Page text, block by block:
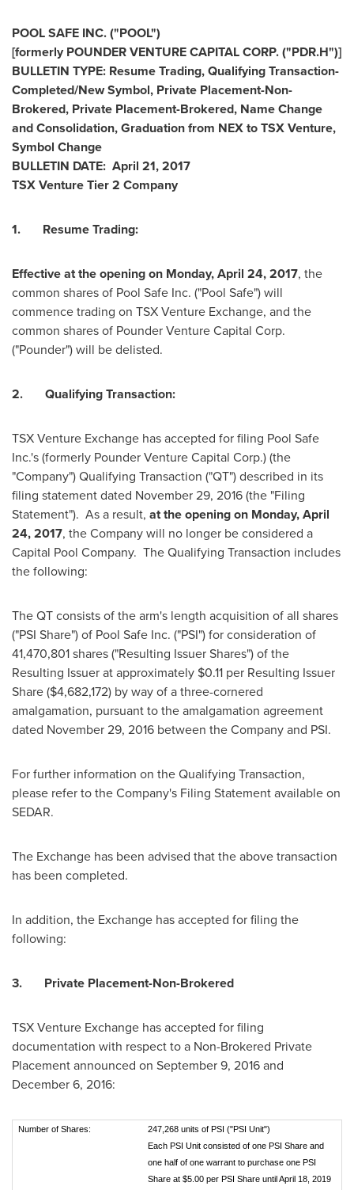
POOL SAFE INC.("POOL")
[formerly POUNDER VENTURE CAPITAL CORP.("PDR.H")]
BULLETIN TYPE: Resume Trading, Qualifying Transaction-
Completed/New Symbol, Private Placement-Non-
Brokered, Private Placement-Brokered, Name Change
and Consolidation, Graduation from NEX to TSX Venture,
Symbol Change
BULLETIN DATE: April 21, 2017
TSX Venture Tier 2 Company
1. Resume Trading:
Effective at the opening on Monday, April 24, 2017, the
common shares of Pool Safe Inc. ("Pool Safe") will
commence trading on TSX Venture Exchange, and the
common shares of Pounder Venture Capital Corp.
("Pounder") will be delisted.
2. Qualifying Transaction:
TSX Venture Exchange has accepted for filing Pool Safe
Inc.'s (formerly Pounder Venture Capital Corp.) (the
"Company") Qualifying Transaction ("QT") described in its
filing statement dated November 29, 2016(the "Filing
Statement"). As a result, at the opening on Monday, April
24, 2017, the Company will no longer be considered a
Capital Pool Company. The Qualifying Transaction includes
the following:
The QT consists of the arm's length acquisition of all shares
("PSI Share") of Pool Safe Inc. ("PSI") for consideration of
41,470,801 shares ("Resulting Issuer Shares") of the
Resulting Issuer at approximately $0.11 per Resulting Issuer
Share($4,682,172) by way of a three-cornered
amalgamation, pursuant to the amalgamation agreement
dated November 29, 2016 between the Company and PSI.
For further information on the Qualifying Transaction,
please refer to the Company's Filing Statement available on
SEDAR.
The Exchange has been advised that the above transaction
has been completed.
In addition, the Exchange has accepted for filing the
following:
3. Private Placement-Non-Brokered
TSX Venture Exchange has accepted for filing
documentation with respect to a Non-Brokered Private
Placement announced on September 9, 2016and
December 6, 2016:
Number of Shares:
247,268 units of PSI ("PSI Unit")
Each PSI Unit consisted of one PSI Share and
one half of one warrant to purchase one PSI
Share at $5.00 per PSI Share until April 18, 2019